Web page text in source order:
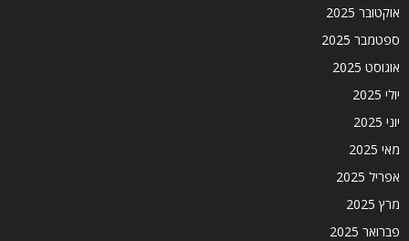
אוקטובר 2025
ספטמבר 2025
אוגוסט 2025
יולי 2025
יוני 2025
מאי 2025
אפריל 2025
מרץ 2025
פברואר 2025